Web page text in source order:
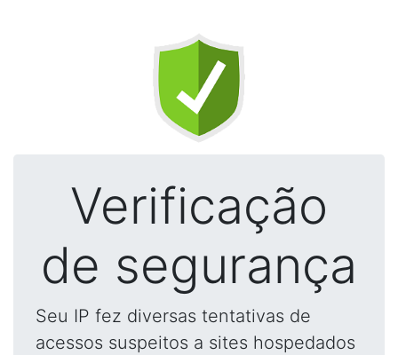
Verificação
de segurança
Seu IP fez diversas tentativas de
acessos suspeitos a sites hospedados